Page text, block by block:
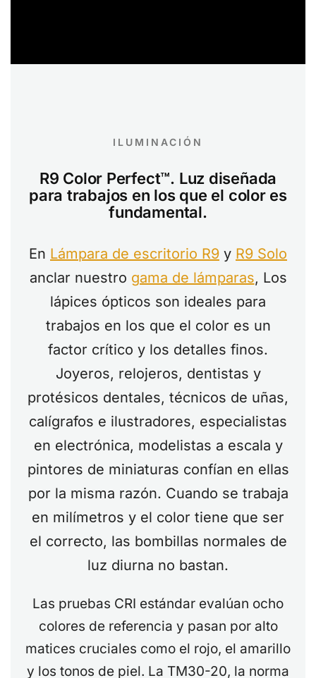
ILUMINACIÓN
R9 Color Perfect™. Luz diseñada
para trabajos en los que el color es
fundamental.
En Lámpara de escritorio R9 y R9 Solo
anclar nuestro gama de lámparas, Los
lápices ópticos son ideales para
trabajos en los que el color es un
factor crítico y los detalles finos.
Joyeros, relojeros, dentistas y
protésicos dentales, técnicos de uñas,
calígrafos e ilustradores, especialistas
en electrónica, modelistas a escala y
pintores de miniaturas confían en ellas
por la misma razón. Cuando se trabaja
en milímetros y el color tiene que ser
el correcto, las bombillas normales de
luz diurna no bastan.
Las pruebas CRI estándar evalúan ocho
colores de referencia y pasan por alto
matices cruciales como el rojo, el amarillo
y los tonos de piel. La TM30-20, la norma